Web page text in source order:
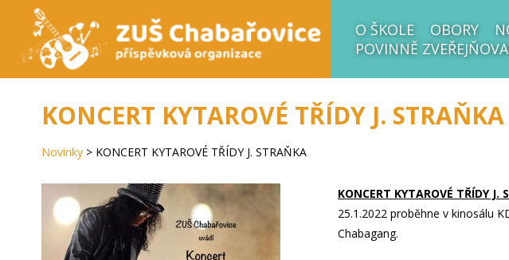
O ŠKOLE OBORY
POVINNĚ
KONCERT KYTAROVÉ TŘÍDY J. STRAŇKA
Novinky > KONCERT KYTAROVÉ TŘÍDY J. STRAŇKA
KONCERT KYTAROVÉ TŘÍDY J.
25.1.2022 proběhne v kinosálu
Chabagang.